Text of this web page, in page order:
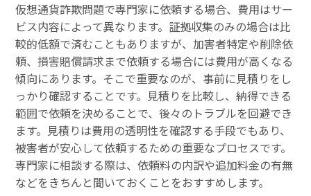
仮想通貨詐欺問題で専門家に依頼する場合、費用はサー
ビス内容によって異なります。証拠収集のみの場合は比
較的低額で済むこともありますが、加害者特定や削除依
頼、損害賠償請求まで依頼する場合には費用が高くなる
傾向にあります。そこで重要なのが、事前に見積りをし
っかり確認することです。見積りを比較し、納得できる
範囲で依頼を決めることで、後々のトラブルを回避でき
ます。見積りは費用の透明性を確認する手段でもあり、
被害者が安心して依頼するための重要なプロセスです。
専門家に相談する際は、依頼料の内訳や追加料金の有無
などをきちんと聞いておくことをおすすめします。